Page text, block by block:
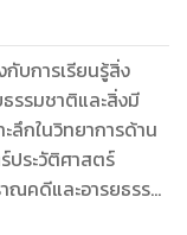
บการเรียนรู้สิ่ง
รรมชาติและสิ่งมี
ลึกในวิทยาการด้าน
ประวัติศาสตร์
ณคดีและอารยธรรม
วามเชื่อถือจากผู้